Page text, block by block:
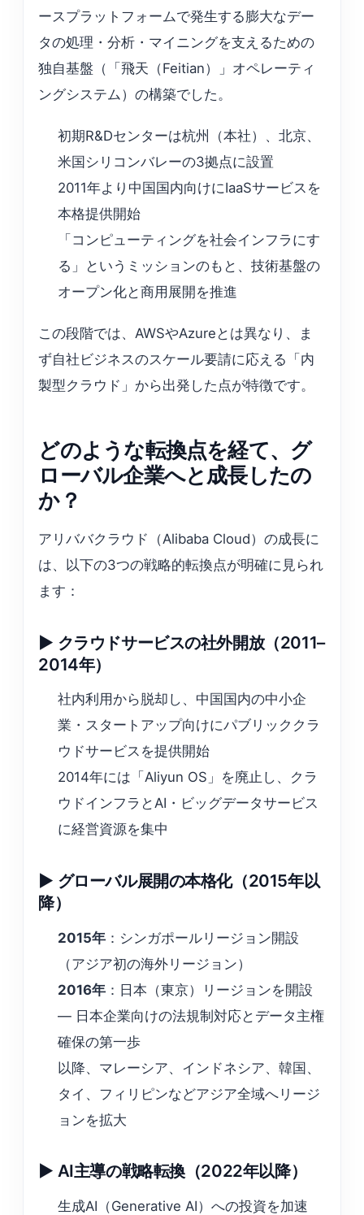
ースプラットフォームで発生する膨大なデー
タの処理・分析・マイニングを支えるための
独自基盤（「飛天（Feitian）」オペレーティ
ングシステム）の構築でした。
初期R&Dセンターは杭州（本社）、北京、
米国シリコンバレーの3拠点に設置
2011年より中国国内向けにIaaSサービスを
本格提供開始
「コンピューティングを社会インフラにす
る」というミッションのもと、技術基盤の
オープン化と商用展開を推進
この段階では、AWSやAzureとは異なり、ま
ず自社ビジネスのスケール要請に応える「内
製型クラウド」から出発した点が特徴です。
どのような転換点を経て、グ
ローバル企業へと成長したの
か？
アリババクラウド（Alibaba Cloud）の成長に
は、以下の3つの戦略的転換点が明確に見られ
ます：
▶ クラウドサービスの社外開放（2011–
2014年）
社内利用から脱却し、中国国内の中小企
業・スタートアップ向けにパブリッククラ
ウドサービスを提供開始
2014年には「Aliyun OS」を廃止し、クラ
ウドインフラとAI・ビッグデータサービス
に経営資源を集中
▶ グローバル展開の本格化（2015年以
降）
2015年 ：シンガポールリージョン開設
（アジア初の海外リージョン）
2016年 ：日本（東京）リージョンを開設
— 日本企業向けの法規制対応とデータ主権
確保の第一歩
以降、マレーシア、インドネシア、韓国、
タイ、フィリピンなどアジア全域へリージ
ョンを拡大
▶ AI主導の戦略転換（2022年以降）
生成AI（Generative AI）への投資を加速